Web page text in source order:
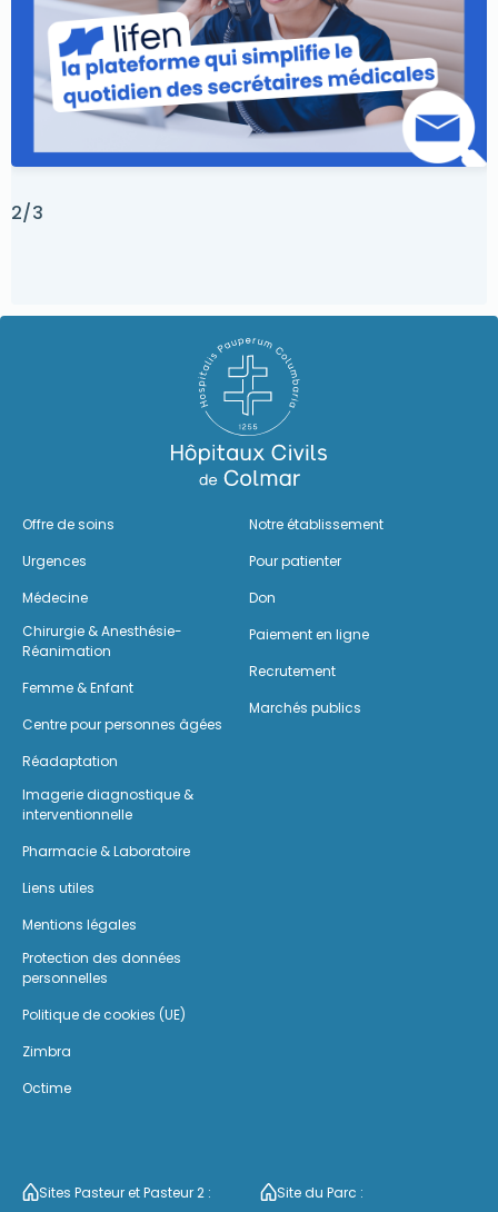
2/3
Offre de soins
Urgences
Médecine
Chirurgie & Anesthésie-
Réanimation
Femme & Enfant
Centre pour personnes âgées
Réadaptation
Imagerie diagnostique &
interventionnelle
Pharmacie & Laboratoire
Notre établissement
Pour patienter
Don
Paiement en ligne
Recrutement
Marchés publics
Liens utiles
Mentions légales
Protection des données
personnelles
Politique de cookies (UE)
Zimbra
Octime
Sites Pasteur et Pasteur 2 : Site du Parc :